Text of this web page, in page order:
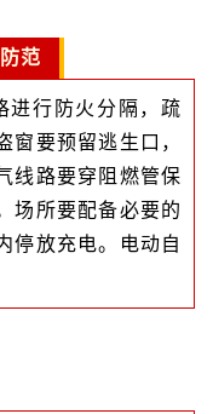
范
行防火分隔，疏
窗要预留逃生口，
线路要穿阻燃管保
场所要配备必要的
停放充电。电动自